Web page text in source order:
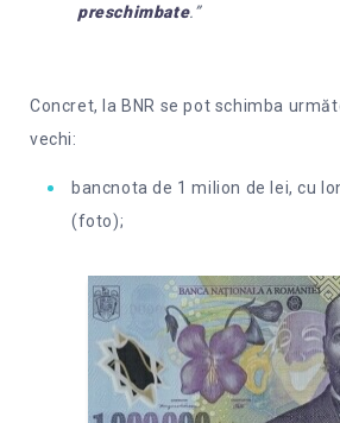
preschimbate.”
Concret, la BNR se pot schimba
vechi:
bancnota de 1 milion de lei, cu
(foto);